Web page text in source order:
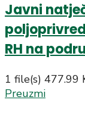
Javni
RH na
1 file(s) 477.99
Preuzmi